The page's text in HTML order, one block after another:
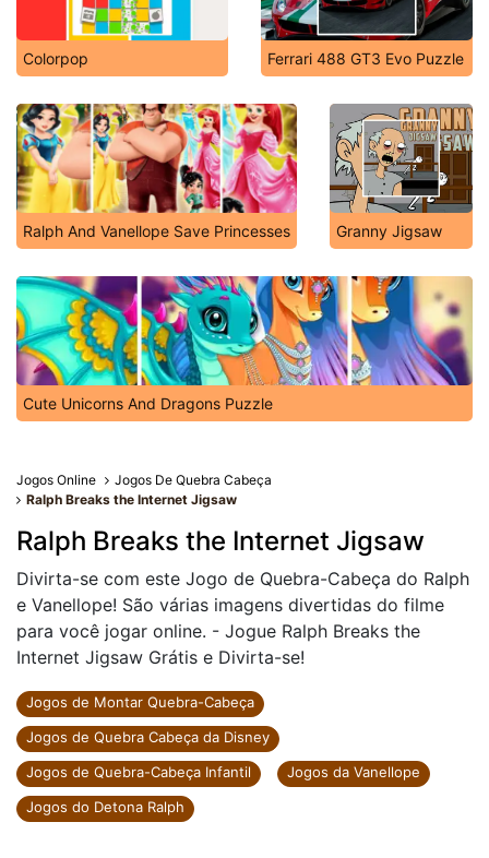
Colorpop Ferrari 488 GT3 Evo Puzzle
Ralph And Vanellope Save Princesses Granny Jigsaw
Cute Unicorns And Dragons Puzzle
Jogos Online
Jogos De Quebra Cabeça
Ralph Breaks the Internet Jigsaw
Ralph Breaks the Internet Jigsaw
Divirta-se com este Jogo de Quebra-Cabeça do Ralph
e Vanellope! São várias imagens divertidas do filme
para você jogar online. - Jogue Ralph Breaks the
Internet Jigsaw Grátis e Divirta-se!
Jogos de Montar Quebra-Cabeça
Jogos de Quebra Cabeça da Disney
Jogos de Quebra-Cabeça Infantil
Jogos da Vanellope
Jogos do Detona Ralph